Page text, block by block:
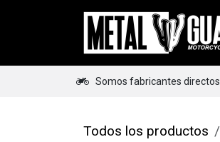
Ir al contenido
Somos fabricantes directos
Todos los productos